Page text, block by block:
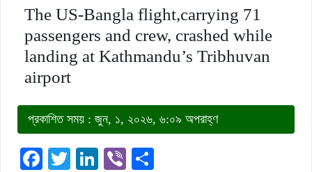
The US-Bangla flight,carrying 71
passengers and crew, crashed while
landing at Kathmandu’s Tribhuvan
airport
প্রকাশিত সময় : জুন, ১, ২০২৬, ৬:০৯ অপরাহ্ণ
Facebook
TwitterLinkedIn
Viber